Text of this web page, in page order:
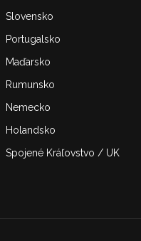
Slovensko
Portugalsko
Maďarsko
Rumunsko
Nemecko
Holandsko
Spojené Kráľovstvo / UK